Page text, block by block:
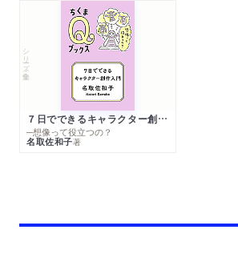
シリーズ・全集
７日でできるキャラクター創作入門
─想像って役立つの？
名取佐和子著